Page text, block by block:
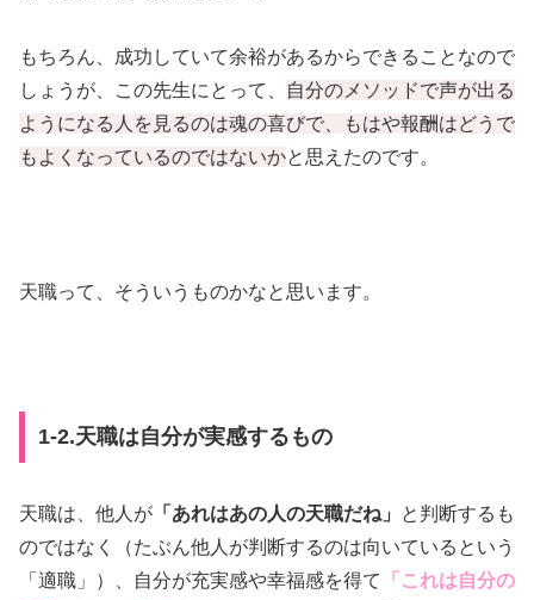
もちろん、成功していて余裕があるからできることなので
しょうが、この先生にとって、
自分のメソッドで声が出る
ようになる人を見るのは魂の喜びで、もはや報酬はどうで
もよくなっているのではないかと思えたのです。
天職って、そういうものかなと思います。
1-2.天職は自分が実感するもの
天職は、他人が 「あれはあの人の天職だね」
と判断するも
のではなく（たぶん他人が判断するのは向いているという
「適職」）、自分が充実感や幸福感を得て
「これは自分の